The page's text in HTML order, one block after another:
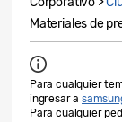
Materiales de
Para cualquier
ingresar a
Para cualquier